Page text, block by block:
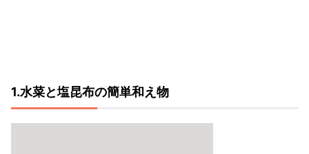
1.水菜と塩昆布の簡単和え物